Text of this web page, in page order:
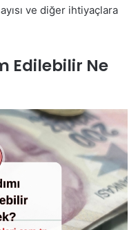
ve diğer ihtiyaçlara
Edilebilir Ne